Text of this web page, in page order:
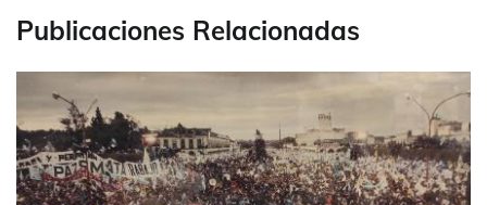
Publicaciones Relacionadas